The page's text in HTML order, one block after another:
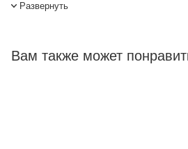
Особенности: три скорости
Развернуть
Вам также может